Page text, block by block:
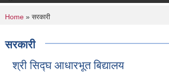
You are here
Home » सरकारी
सरकारी
श्री सिद्घ आधारभूत बिद्यालय